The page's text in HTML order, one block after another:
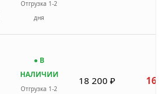
Отгрузка 1-2
дня
● В
НАЛИЧИИ
Отгрузка 1-2
18 200 ₽ 16